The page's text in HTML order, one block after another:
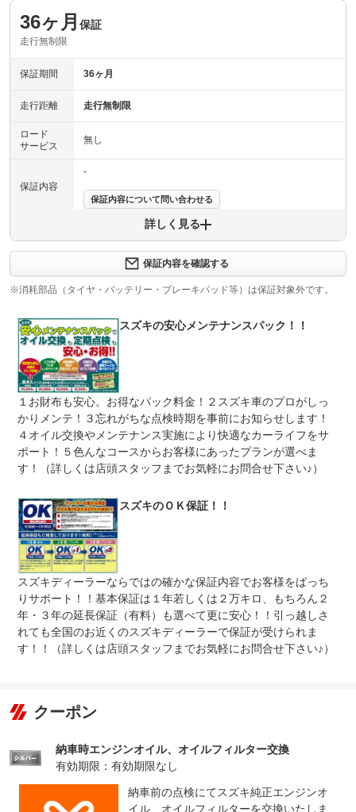
36ヶ月 保証
走行無制限
保証期間 36ヶ月
走行距離 走行無制限
ロード
サービス
無し
保証内容
-
保証内容について問い合わせる
上限金額
免責金 無し
受付先
-
法定整備
整備付 法定12ヶ月または法定24ヶ月点検整備付
※車検なし・車検整備付の場合は法定24ヶ月点検整備付
※商用車は6ヶ月または12ヶ月点検整備付
法定整備
について
詳しく見る
保証内容を確認する
※消耗部品（タイヤ・バッテリー・ブレーキパッド等）は保証対象外です。
スズキの安心メンテナンスパック！！
１お財布も安心。お得なパック料金！２スズキ車のプロがしっ
かりメンテ！３忘れがちな点検時期を事前にお知らせします！
４オイル交換やメンテナンス実施により快適なカーライフをサ
ポート！５色んなコースからお客様にあったプランが選べま
す！（詳しくは店頭スタッフまでお気軽にお問合せ下さい♪）
スズキのＯＫ保証！！
スズキディーラーならではの確かな保証内容でお客様をばっち
りサポート！！基本保証は１年若しくは２万キロ、もちろん２
年・３年の延長保証（有料）も選べて更に安心！！引っ越しさ
れても全国のお近くのスズキディーラーで保証が受けられま
す！！（詳しくは店頭スタッフまでお気軽にお問合せ下さい♪）
クーポン
納車時エンジンオイル、オイルフィルター交換
有効期限：有効期限なし
納車前の点検にてスズキ純正エンジンオ
イル、オイルフィルターを交換いたしま